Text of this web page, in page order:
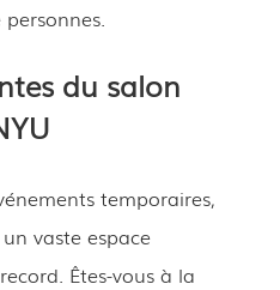
du salon
temporaires,
vaste espace
Êtes-vous à la